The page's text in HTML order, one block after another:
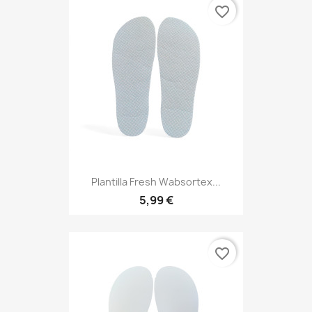
Plantilla Fresh Wabsortex...
5,99 €
favorite_border
favorite_border